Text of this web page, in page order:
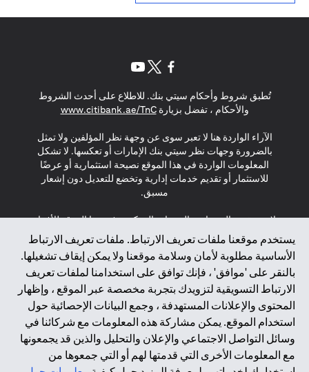
يستخدم موقعنا ملفات تعريف الارتباط. ملفات تعريف الارتباط
الأساسية مطلوبة لأمان وسلامة موقعنا ولا يمكن إيقاف تشغيلها.
بالنقر على 'موافق' ، فإنك توافق على استخدامنا لملفات تعريف
الارتباط التسويقية لتزويدك بتجربة مخصصة عبر الموقع ، وإظهار
المحتوى والإعلانات المستهدفة ، وجمع البيانات الإحصائية حول
استخدام الموقع. يمكن مشاركة هذه المعلومات مع شركائنا في
وسائل التواصل الاجتماعي والإعلان والتحليل والذين قد يجمعونها
مع المعلومات الأخرى التي قدمتها لهم أو التي جمعوها من
تُطبق شروط وأحكام سيتي بنك. للاطلاع على أحدث الشروط
والأحكام ، تفضل بزيارةwww.citibank.ae/TnC
in a new tab
الآراء الواردة هنا لا تعبر سوى عن وجهة نظر المؤلفين ولا تمثل
بالضرورة وجهات نظر سيتي بنك الإمارات أو تعكسها. لا تشكل
المعلومات الواردة في هذا الموقع نصيحة استثمارية أو عرضًا
للاستثمار أو تقديم خدمات إدارية وتخضع للتعديل دون إشعار
مسبق.
لا يتم تقديم المنتجات والخدمات المذكورة في هذا الموقع للأفراد
المقيمين في الاتحاد الأوروبي أو المنطقة الاقتصادية الأوروبية أو
سويسرا أو غيرنسي أو جيرسي أو موناكو أو سان مارينو أو
الفاتيكان أو جزيرة مان أو المملكة المتحدة أو خصوصية البيانات
(لائحة حماية البيانات العامة \ قانون حماية البيانات الشخصية
العامة \ قانون خصوصية نيوزيلندا). المحتوى الموجود في هذه
الصفحة ليس ولا ينبغي تفسيره على أنه عرض أو دعوة أو دعوة
لشراء أو بيع أي من المنتجات والخدمات المذكورة هنا لمثل هؤلاء
الأفراد.
*GDPR – اللائحة العامة لحماية البيانات؛ * LGPD – Lei Geral de